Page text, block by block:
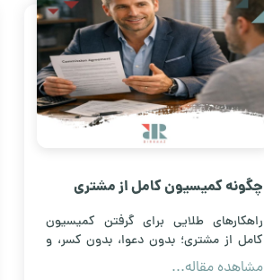
چگونه کمیسیون کامل از مشتری
راهکارهای طلایی برای گرفتن کمیسیون
کامل از مشتری؛ بدون دعوا، بدون کسر، و
بدون از دست دادن مشتری‌های آینده!
مشاهده مقاله...